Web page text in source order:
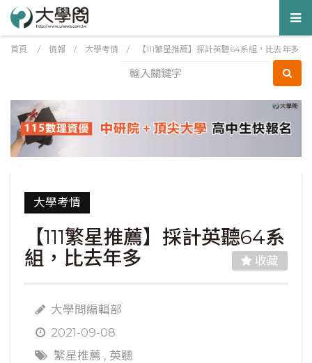
首頁 / 情報 / 大學考情 / 【111繁星推薦】採計英聽64系組，比去年多
大學考情
【111繁星推薦】採計英聽64系
組，比去年多
收藏
大學問編輯部
2021-09-08
繁星推薦 , 英聽